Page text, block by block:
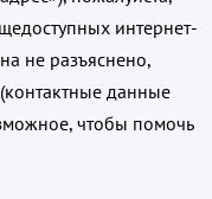
интернет-
не разъяснено,
данные
чтобы помочь